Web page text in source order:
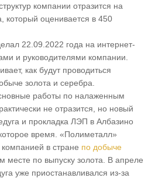
компании отразится на
который оценивается в 450
22.09.2022 года на интернет-
и руководителями компании.
как будут проводиться
золота и серебра.
работы по налаженным
не отразится, но новый
и прокладка ЛЭП в Албазино
время. «Полиметалл»
в стране по добыче
месте по выпуску золота. В апреле
уже приостанавливался из-за